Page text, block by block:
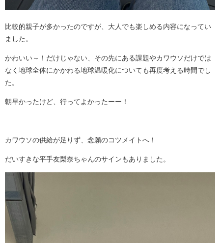
比較的親子が多かったのですが、大人でも楽しめる内容になってい
ました。
かわいい～！だけじゃない、その先にある課題やカワウソだけでは
なく地球全体にかかわる地球温暖化についても再度考える時間でし
た。
朝早かったけど、行ってよかったーー！
カワウソの供給が足りず、念願のコツメイトへ！
だいすきな平手友梨奈ちゃんのサインもありました。